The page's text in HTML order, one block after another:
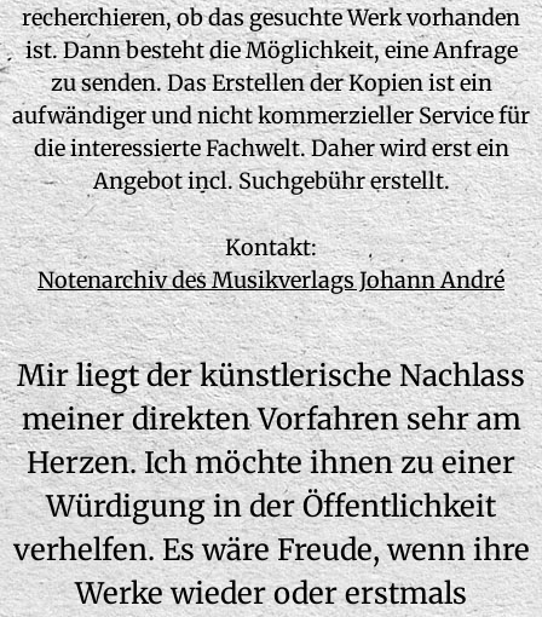
recherchieren, ob das gesuchte Werk vorhanden
ist. Dann besteht die Möglichkeit, eine Anfrage
zu senden. Das Erstellen der Kopien ist ein
aufwändiger und nicht kommerzieller Service für
die interessierte Fachwelt. Daher wird erst ein
Angebot incl. Suchgebühr erstellt.
Kontakt:
Notenarchiv des Musikverlags Johann André
Mir liegt der künstlerische Nachlass
meiner direkten Vorfahren sehr am
Herzen. Ich möchte ihnen zu einer
Würdigung in der Öffentlichkeit
verhelfen. Es wäre Freude, wenn ihre
Werke wieder oder erstmals